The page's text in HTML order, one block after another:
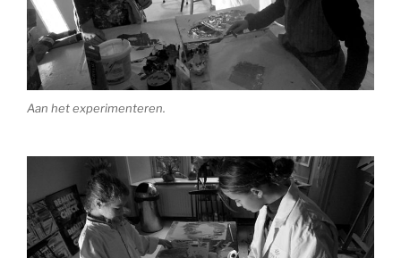
Aan het experimenteren.